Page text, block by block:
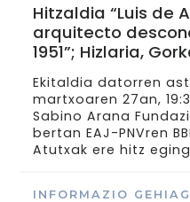
Hitzaldia “Luis de
arquitecto
1951”; Hizlaria,
Ekitaldia datorren
martxoaren 27an,
Sabino Arana
bertan EAJ-PNVren
Atutxak ere hitz
INFORMAZIO